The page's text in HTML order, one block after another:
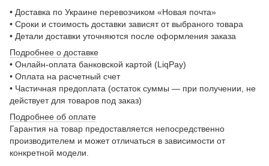
• Доставка по Украине перевозчиком «Новая почта»
• Сроки и стоимость доставки зависят от выбраного товара
• Детали доставки уточняются после оформления заказа
Подробнее о доставке
• Онлайн-оплата банковской картой (LiqPay)
• Оплата на расчетный счет
• Частичная предоплата (остаток суммы — при получении, не
действует для товаров под заказ)
Подробнее об оплате
Гарантия на товар предоставляется непосредственно
производителем и может отличаться в зависимости от
конкретной модели.